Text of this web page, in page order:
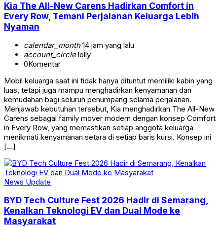
Kia The All-New Carens Hadirkan Comfort in
Every Row, Temani Perjalanan Keluarga Lebih
Nyaman
calendar_month14 jam yang lalu
account_circlelolly
0Komentar
Mobil keluarga saat ini tidak hanya dituntut memiliki kabin yang
luas, tetapi juga mampu menghadirkan kenyamanan dan
kemudahan bagi seluruh penumpang selama perjalanan.
Menjawab kebutuhan tersebut, Kia menghadirkan The All-New
Carens sebagai family mover modern dengan konsep Comfort
in Every Row, yang memastikan setiap anggota keluarga
menikmati kenyamanan setara di setiap baris kursi. Konsep ini
[…]
News Update
BYD Tech Culture Fest 2026 Hadir di Semarang,
Kenalkan Teknologi EV dan Dual Mode ke
Masyarakat